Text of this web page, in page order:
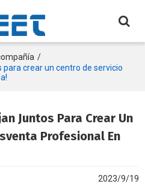
/
para crear un centro de servicio
Juntos Para Crear Un
Profesional En
2023/9/19